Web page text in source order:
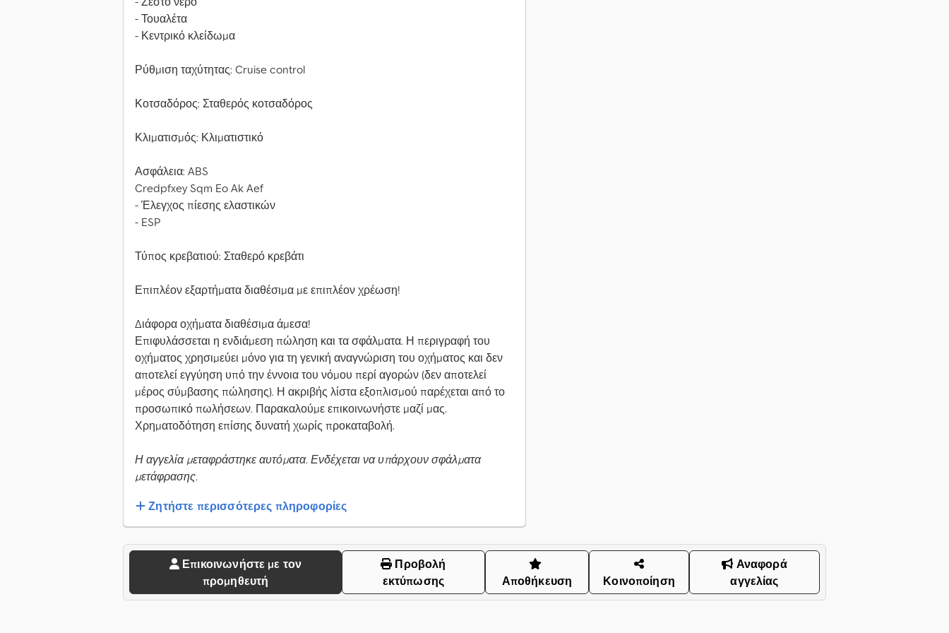
- Τουαλέτα
- Κεντρικό κλείδωμα
Ρύθμιση ταχύτητας: Cruise control
Κοτσαδόρος: Σταθερός κοτσαδόρος
Κλιματισμός: Κλιματιστικό
Ασφάλεια: ABS
Credpfxey Sqm Eo Ak Aef
- Έλεγχος πίεσης ελαστικών
- ESP
Τύπος κρεβατιού: Σταθερό κρεβάτι
Επιπλέον εξαρτήματα διαθέσιμα με επιπλέον χρέωση!
Διάφορα οχήματα διαθέσιμα άμεσα!
Επιφυλάσσεται η ενδιάμεση πώληση και τα σφάλματα. Η περιγραφή του
οχήματος χρησιμεύει μόνο για τη γενική αναγνώριση του οχήματος και δεν
αποτελεί εγγύηση υπό την έννοια του νόμου περί αγορών (δεν αποτελεί
μέρος σύμβασης πώλησης). Η ακριβής λίστα εξοπλισμού παρέχεται από το
προσωπικό πωλήσεων. Παρακαλούμε επικοινωνήστε μαζί μας.
Χρηματοδότηση επίσης δυνατή χωρίς προκαταβολή.
Η αγγελία μεταφράστηκε αυτόματα. Ενδέχεται να υπάρχουν σφάλματα
μετάφρασης.
Ζητήστε περισσότερες πληροφορίες
Επικοινωνήστε με τον
προμηθευτή
Προβολή
εκτύπωσης
Αποθήκευση Κοινοποίηση
Αναφορά
αγγελίας